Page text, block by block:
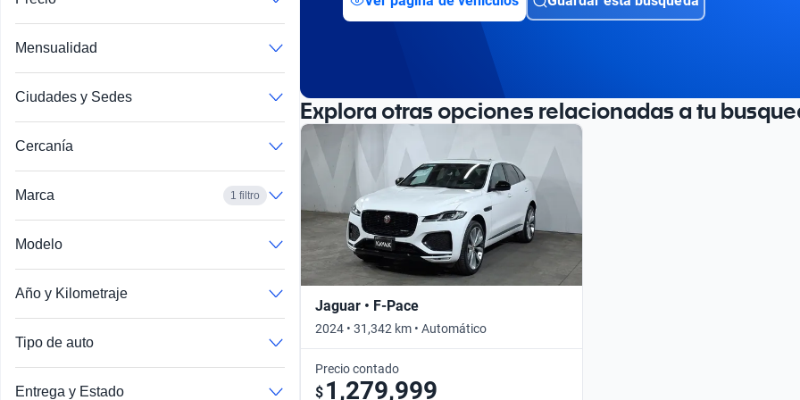
Mensualidad
Ciudades y Sedes
Cercanía
Marca 1 filtro
Modelo
Año y Kilometraje
Tipo de auto
Entrega y Estado
Explora otras opciones relacionadas a tu
Jaguar • F-Pace
2024 • 31,342 km • Automático
Precio contado
$ 1,279,999